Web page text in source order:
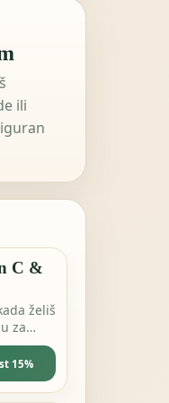
ili
C &
želiš
za
15%